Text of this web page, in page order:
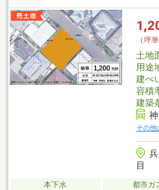
（坪
土地
用途
建ぺ
容積
建築
その他
目
本下水 都市ガ